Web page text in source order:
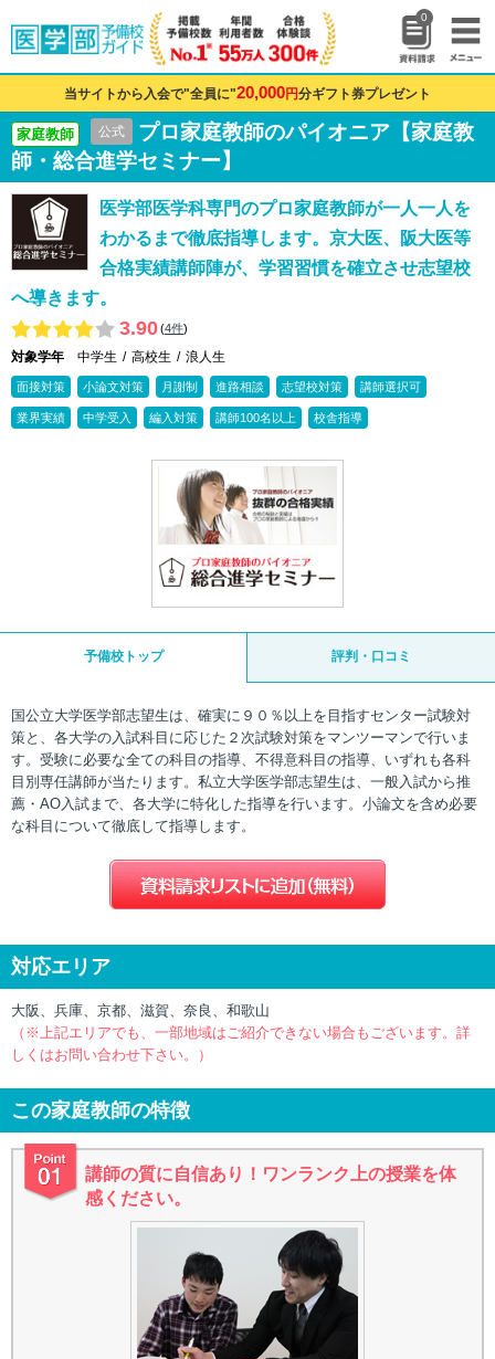
0
当サイトから入会で"全員に"20,000円分ギフト券プレゼント
家庭教師 公式
プロ家庭教師のパイオニア【家庭教
師・総合進学セミナー】
医学部医学科専門のプロ家庭教師が一人一人を
わかるまで徹底指導します。京大医、阪大医等
合格実績講師陣が、学習習慣を確立させ志望校
へ導きます。
3.90(4件)
対象学年 中学生 高校生 浪人生
面接対策 小論文対策 月謝制 進路相談 志望校対策 講師選択可
業界実績 中学受入 編入対策 講師100名以上 校舎指導
予備校トップ 評判・口コミ
国公立大学医学部志望生は、確実に９０％以上を目指すセンター試験対
策と、各大学の入試科目に応じた２次試験対策をマンツーマンで行いま
す。受験に必要な全ての科目の指導、不得意科目の指導、いずれも各科
目別専任講師が当たります。私立大学医学部志望生は、一般入試から推
薦・AO入試まで、各大学に特化した指導を行います。小論文を含め必要
な科目について徹底して指導します。
対応エリア
大阪、兵庫、京都、滋賀、奈良、和歌山
（※上記エリアでも、一部地域はご紹介できない場合もございます。詳
しくはお問い合わせ下さい。）
この家庭教師の特徴
講師の質に自信あり！ワンランク上の授業を体
感ください。